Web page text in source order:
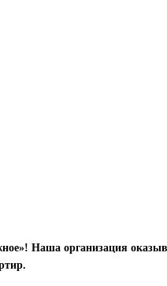
Наша организация